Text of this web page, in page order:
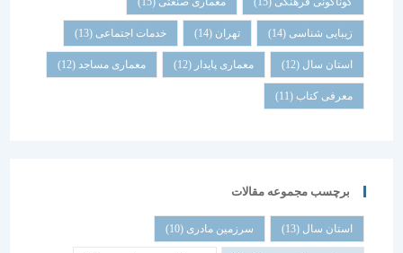
زیبایی شناسی (14) تهران خدمات اجتماعی (13)
استان سال(12) معماری پایدار (12) معماری مساجد(12)
معرفی کتاب(11)
برچسب مجموعه مقالات
استان سال(13) سرزمین مادری(10)